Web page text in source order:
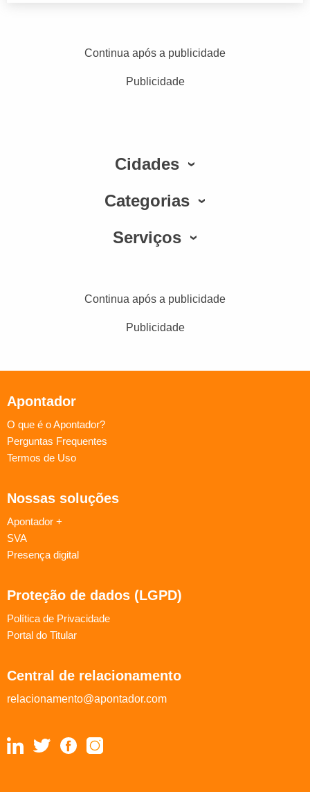
Continua após a publicidade
Publicidade
Cidades
Categorias
Serviços
Continua após a publicidade
Publicidade
Apontador
O que é o Apontador?
Perguntas Frequentes
Termos de Uso
Nossas soluções
Apontador +
SVA
Presença digital
Proteção de dados (LGPD)
Política de Privacidade
Portal do Titular
Central de relacionamento
relacionamento@apontador.com